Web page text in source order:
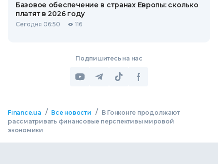
Базовое обеспечение в странах Европы: сколько
платят в 2026 году
Сегодня 06:50 116
Подпишитесь на нас
Finance.ua / Все новости /
В Гонконге продолжают
рассматривать финансовые перспективы мировой
экономики